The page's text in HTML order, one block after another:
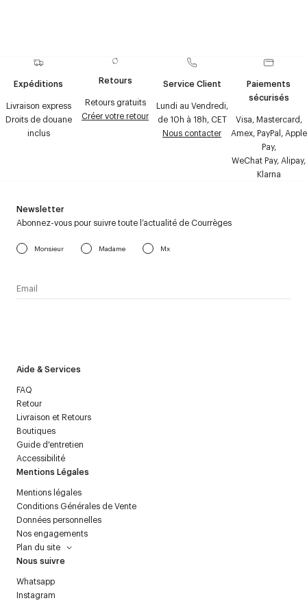
Expéditions
Livraison express
Droits de douane
inclus
Retours
Retours gratuits
Créer votre retour
Service Client
Lundi au Vendredi,
de 10h à 18h, CET
Nous contacter
Paiements
sécurisés
Visa, Mastercard,
Amex, PayPal, Apple
Pay,
WeChat Pay, Alipay,
Klarna
Aide & Services
FAQ
Retour
Livraison et Retours
Boutiques
Guide d'entretien
Accessibilité
Mentions Légales
Mentions légales
Conditions Générales de Vente
Données personnelles
Nos engagements
Plan du site
Nous suivre
Whatsapp
Instagram
Newsletter
Abonnez-vous pour suivre toute l’actualité de Courrèges
Monsieur Madame Mx